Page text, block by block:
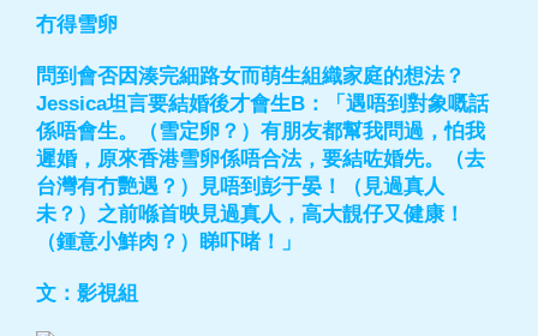
冇得雪卵
問到會否因湊完細路女而萌生組織家庭的想法？
Jessica坦言要結婚後才會生B：「遇唔到對象嘅話
係唔會生。（雪定卵？）有朋友都幫我問過，怕我
遲婚，原來香港雪卵係唔合法，要結咗婚先。（去
台灣有冇艷遇？）見唔到彭于晏！（見過真人
未？）之前喺首映見過真人，高大靚仔又健康！
（鍾意小鮮肉？）睇吓啫！」
文：影視組